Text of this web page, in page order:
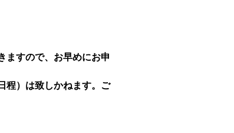
ますので、お早めにお申
程）は致しかねます。ご